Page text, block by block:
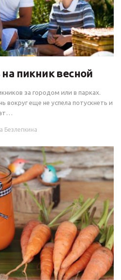
пикник весной
за городом или в парках.
вокруг еще не успела потускнеть и
Безлепкина